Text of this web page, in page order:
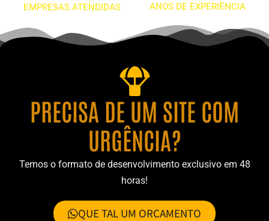
EMPRESAS ATENDIDAS ANOS DE EXPERIÊNCIA
PRECISA DE UM SITE COM
URGÊNCIA?
Temos o formato de desenvolvimento exclusivo em 48
horas!
QUE TAL UM ORÇAMENTO